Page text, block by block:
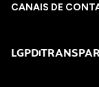
CANAIS DE
LGPD